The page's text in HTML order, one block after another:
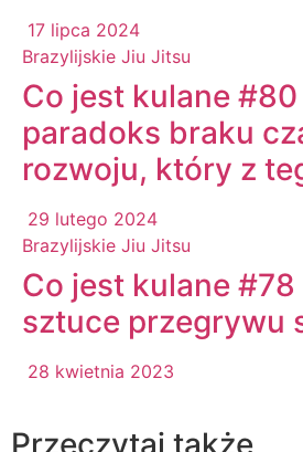
17 lipca 2024
Brazylijskie Jiu Jitsu
Co jest kulane
paradoks braku
rozwoju, który z
29 lutego 2024
Brazylijskie Jiu Jitsu
Co jest kulane
sztuce przegrywu
28 kwietnia 2023
Przeczytaj także